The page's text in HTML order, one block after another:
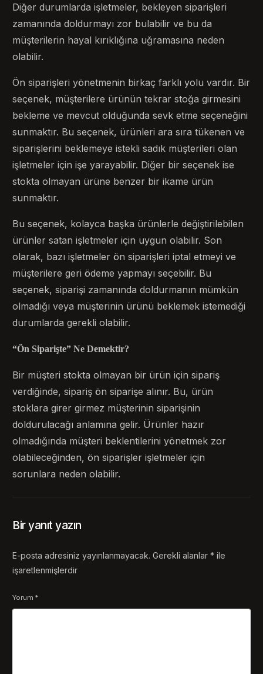
Diğer durumlarda işletmeler, bekleyen siparişleri
zamanında doldurmayı zor bulabilir ve bu da
müşterilerin hayal kırıklığına uğramasına neden
olabilir.
Ön siparişleri yönetmenin birkaç farklı yolu vardır. Bir
seçenek, müşterilere ürünün tekrar stoğa girmesini
bekleme ve mevcut olduğunda sevk etme seçeneğini
sunmaktır. Bu seçenek, ürünleri ara sıra tükenen ve
siparişlerini beklemeye istekli sadık müşterileri olan
işletmeler için işe yarayabilir. Diğer bir seçenek ise
stokta olmayan ürüne benzer bir ikame ürün
sunmaktır.
Bu seçenek, kolayca başka ürünlerle değiştirilebilen
ürünler satan işletmeler için uygun olabilir. Son
olarak, bazı işletmeler ön siparişleri iptal etmeyi ve
müşterilere geri ödeme yapmayı seçebilir. Bu
seçenek, siparişi zamanında doldurmanın mümkün
olmadığı veya müşterinin ürünü beklemek istemediği
durumlarda gerekli olabilir.
“Ön Siparişte” Ne Demektir?
Bir müşteri stokta olmayan bir ürün için sipariş
verdiğinde, sipariş ön siparişe alınır. Bu, ürün
stoklara girer girmez müşterinin siparişinin
doldurulacağı anlamına gelir. Ürünler hazır
olmadığında müşteri beklentilerini yönetmek zor
olabileceğinden, ön siparişler işletmeler için
sorunlara neden olabilir.
Bir yanıt yazın
E-posta adresiniz yayınlanmayacak. Gerekli alanlar* ile
işaretlenmişlerdir
Yorum*